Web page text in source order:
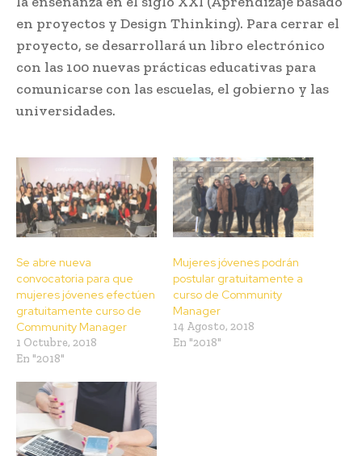
en proyectos y Design Thinking). Para cerrar el
proyecto, se desarrollará un libro electrónico
con las 100 nuevas prácticas educativas para
comunicarse con las escuelas, el gobierno y las
universidades.
Se abre nueva
convocatoria para que
mujeres jóvenes efectúen
gratuitamente curso de
Community Manager
1 Octubre, 2018
En "2018"
Mujeres jóvenes podrán
postular gratuitamente a
curso de Community
Manager
14 Agosto, 2018
En "2018"